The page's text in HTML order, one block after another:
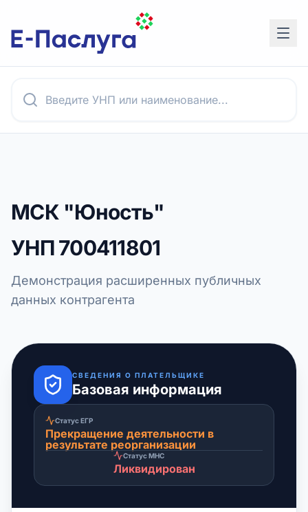
МСК "Юность"
УНП700411801
Демонстрация расширенных публичных
данных контрагента
СВЕДЕНИЯ О ПЛАТЕЛЬЩИКЕ
Базовая информация
Статус ЕГР
Прекращение деятельности в
результате реорганизации
Статус МНС
Ликвидирован